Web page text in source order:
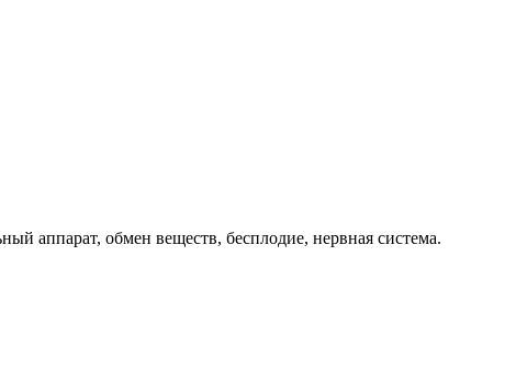
аппарат, обмен веществ, бесплодие, нервная система.